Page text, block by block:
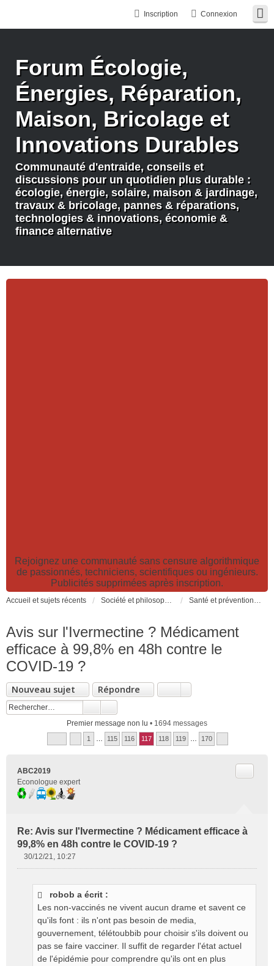
Connexion
Inscription
Forum Écologie,
Énergies, Réparation,
Maison, Bricolage et
Innovations Durables
Communauté d'entraide, conseils et
discussions pour un quotidien plus durable :
écologie, énergie, solaire, maison & jardinage,
travaux & bricolage, pannes & réparations,
technologies & innovations, économie &
finance alternative
Rejoignez une communauté sans censure algorithmique
de passionnés, techniciens, scientifiques ou ingénieurs.
Publicités supprimées après inscription.
Accueil et sujets récents Société et philosophie. Sciences et technologies. Santé et prévention. Santé et prévention. Pollutions, causes et effets des risques environnementaux
Avis sur l'Ivermectine ? Médicament
efficace à 99,8% en 48h contre le
COVID-19 ?
Nouveau sujet Répondre
Premier message non lu • 1694 messages
1 115 116 117 118 119 170
ABC2019
Econologue expert
Re: Avis sur l'Ivermectine ? Médicament efficace à
99,8% en 48h contre le COVID-19 ?
30/12/21, 10:27
robob a écrit :
Les non-vaccinés ne vivent aucun drame et savent ce
qu'ils font : ils n'ont pas besoin de media,
gouvernement, télétoubbib pour choisir s'ils doivent ou
pas se faire vacciner. Il suffit de regarder l'état actuel
de l'épidémie pour comprendre qu'ils ont en plus